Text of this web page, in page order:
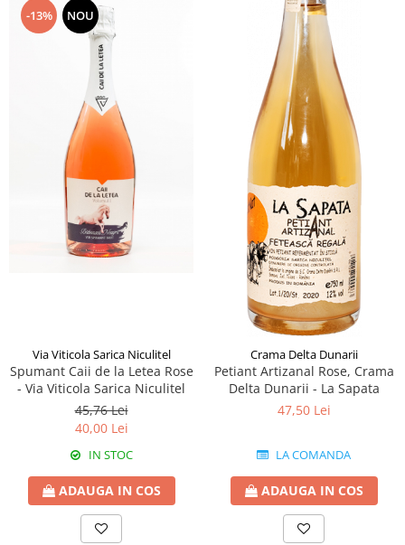
-13% NOU
Via Viticola Sarica Niculitel
Spumant Caii de la Letea Rose
- Via Viticola Sarica Niculitel
45,76 Lei
40,00 Lei
IN STOC
ADAUGA IN COS
Crama Delta Dunarii
Petiant Artizanal Rose, Crama
Delta Dunarii - La Sapata
47,50 Lei
LA COMANDA
ADAUGA IN COS